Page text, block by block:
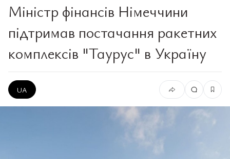
Міністр фінансів Німеччини
підтримав постачання ракетних
комплексів "Таурус" в Україну
UA